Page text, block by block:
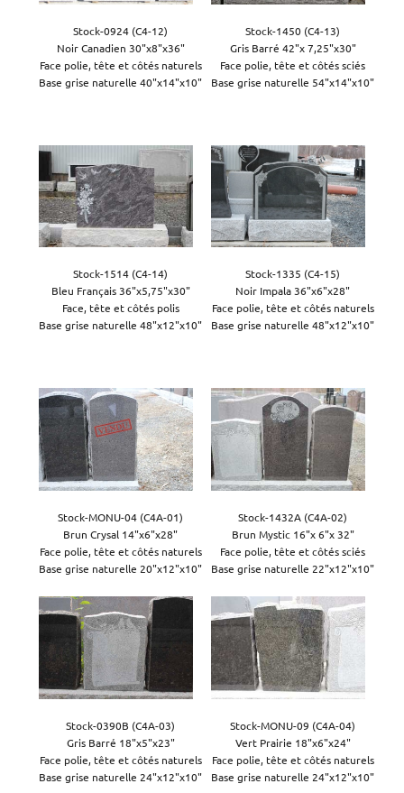
Stock-0924 (C4-12)
Noir Canadien 30"x8"x36"
Face polie, tête et côtés naturels
Base grise naturelle 40"x14"x10"
Stock-1450 (C4-13)
Gris Barré 42"x 7,25"x30"
Face polie, tête et côtés sciés
Base grise naturelle 54"x14"x10"
Stock-1514 (C4-14)
Bleu Français 36"x5,75"x30"
Face, tête et côtés polis
Base grise naturelle 48"x12"x10"
Stock-1335 (C4-15)
Noir Impala 36"x6"x28"
Face polie, tête et côtés naturels
Base grise naturelle 48"x12"x10"
Stock-MONU-04 (C4A-01)
Brun Crysal 14"x6"x28"
Face polie, tête et côtés naturels
Stock-1432A (C4A-02)
Brun Mystic 16"x 6"x 32"
Face polie, tête et côtés sciés
Base grise naturelle 22"x12"x10"
Stock-0390B (C4A-03)
Gris Barré 18"x5"x23"
Face polie, tête et côtés naturels
Stock-MONU-09 (C4A-04)
Vert Prairie 18"x6"x24"
Face polie, tête et côtés naturels
Base grise naturelle 24"x12"x10"